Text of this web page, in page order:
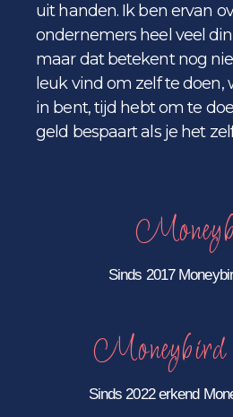
uit handen. Ik ben ervan
ondernemers heel veel
maar dat betekent nog
leuk vind om zelf te doen,
in bent, tijd hebt om te
geld bespaart als je het
Sinds 2017
Moneybird
Sinds 2022 erkend